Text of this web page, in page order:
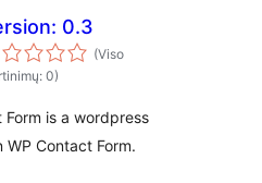
0.3
(Viso
0)
Form is a wordpress
Contact Form.